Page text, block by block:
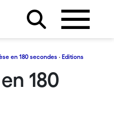
en 180 secondes · Editions
180